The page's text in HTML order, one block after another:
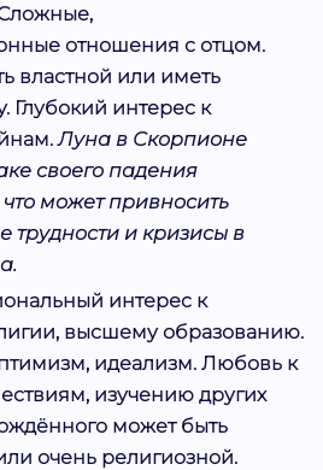
отношения с отцом.
властной или иметь
Глубокий интерес к
Луна в Скорпионе
своего падения
может привносить
трудности и кризисы в
интерес к
высшему образованию.
идеализм. Любовь к
изучению других
может быть
очень религиозной.